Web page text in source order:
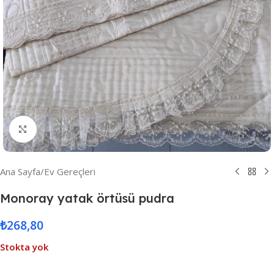
Resmi Büyüt
Ana Sayfa/Ev Gereçleri
Monoray yatak örtüsü pudra
₺268,80
Stokta yok